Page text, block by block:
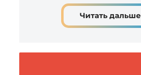
Читать дальше